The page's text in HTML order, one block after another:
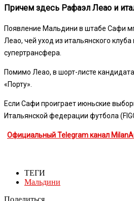
Причем здесь Рафаэл Леао и
Появление Мальдини в штабе Сафи
Леао, чей уход из итальянского
супертрансфера.
Помимо Леао, в шорт-листе
«Порту».
Если Сафи проиграет июньские
Итальянской федерации футбола
Официальный Telegram канал
ТЕГИ
Мальдини